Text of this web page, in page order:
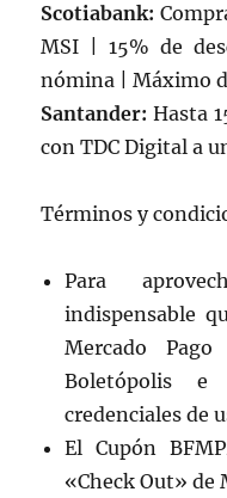
Scotiabank:
MSI | 15% de
nómina | Máximo
Santander: Hasta
con TDC Digital a
Términos y
Para
indispensable
Mercado
Boletópolis
credenciales de
El Cupón
«Check Out» de